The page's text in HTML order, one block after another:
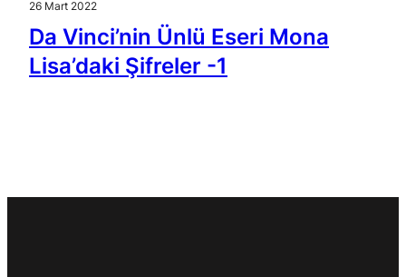
26 Mart 2022
Da Vinci’nin Ünlü Eseri Mona
Lisa’daki Şifreler -1